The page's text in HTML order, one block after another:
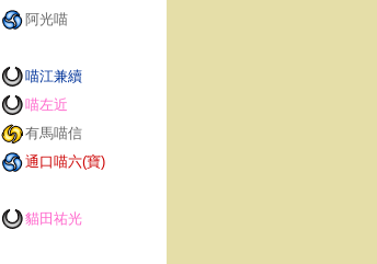
阿光喵
喵江兼續
喵左近
有馬喵信
通口喵六(寶)
貓田祐光